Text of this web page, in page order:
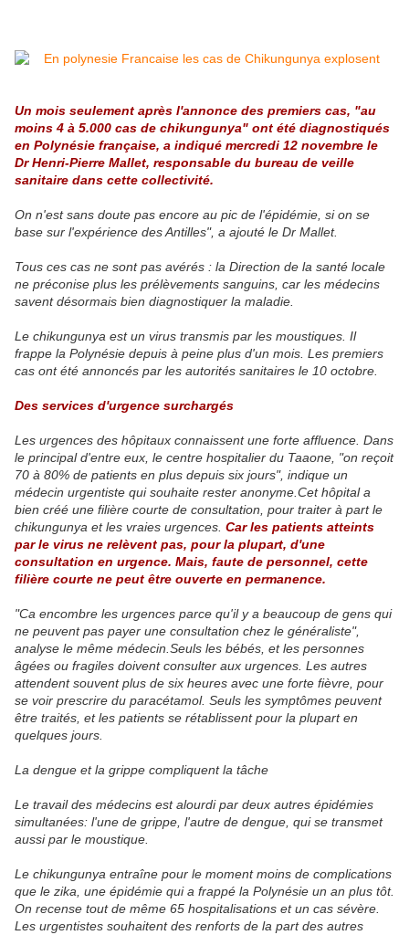
Un mois seulement après l'annonce des premiers cas, "au
moins 4 à 5.000 cas de chikungunya" ont été diagnostiqués
en Polynésie française, a indiqué mercredi 12 novembre le
Dr Henri-Pierre Mallet, responsable du bureau de veille
sanitaire dans cette collectivité.
On n'est sans doute pas encore au pic de l'épidémie, si on se
base sur l'expérience des Antilles", a ajouté le Dr Mallet.
Tous ces cas ne sont pas avérés : la Direction de la santé locale
ne préconise plus les prélèvements sanguins, car les médecins
savent désormais bien diagnostiquer la maladie.
Le chikungunya est un virus transmis par les moustiques. Il
frappe la Polynésie depuis à peine plus d'un mois. Les premiers
cas ont été annoncés par les autorités sanitaires le 10 octobre.
Des services d'urgence surchargés
Les urgences des hôpitaux connaissent une forte affluence. Dans
le principal d'entre eux, le centre hospitalier du Taaone, "on reçoit
70 à 80% de patients en plus depuis six jours", indique un
médecin urgentiste qui souhaite rester anonyme.Cet hôpital a
bien créé une filière courte de consultation, pour traiter à part le
chikungunya et les vraies urgences. Car les patients atteints
par le virus ne relèvent pas, pour la plupart, d'une
consultation en urgence. Mais, faute de personnel, cette
filière courte ne peut être ouverte en permanence.
"Ca encombre les urgences parce qu'il y a beaucoup de gens qui
ne peuvent pas payer une consultation chez le généraliste",
analyse le même médecin.Seuls les bébés, et les personnes
âgées ou fragiles doivent consulter aux urgences. Les autres
attendent souvent plus de six heures avec une forte fièvre, pour
se voir prescrire du paracétamol. Seuls les symptômes peuvent
être traités, et les patients se rétablissent pour la plupart en
quelques jours.
La dengue et la grippe compliquent la tâche
Le travail des médecins est alourdi par deux autres épidémies
simultanées: l'une de grippe, l'autre de dengue, qui se transmet
aussi par le moustique.
Le chikungunya entraîne pour le moment moins de complications
que le zika, une épidémie qui a frappé la Polynésie un an plus tôt.
On recense tout de même 65 hospitalisations et un cas sévère.
Les urgentistes souhaitent des renforts de la part des autres